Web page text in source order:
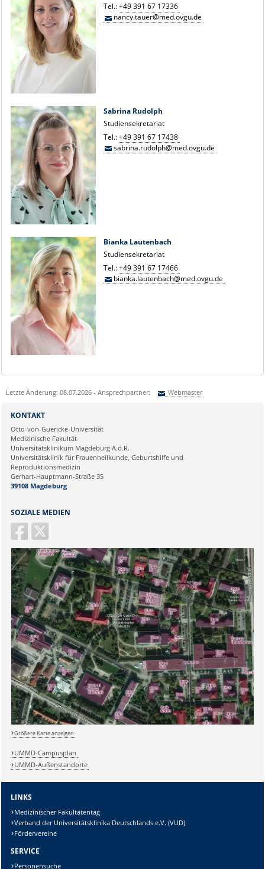
Tel.:+49 391 67 17336
nancy.tauer@med.ovgu.de
Sabrina Rudolph
Studiensekretariat
Tel.:+49 391 67 17438
sabrina.rudolph@med.ovgu.de
Bianka Lautenbach
Studiensekretariat
Tel.:+49 391 67 17466
bianka.lautenbach@med.ovgu.de
Letzte Änderung: 08.07.2026 - Ansprechpartner: Webmaster
Ihre E-Mailadresse:
Ihr Anliegen:
Sicherheitsabfrage:
SOZIALE MEDIEN
KONTAKT
Otto-von-Guericke-Universität
Medizinische Fakultät
Universitätsklinikum Magdeburg A.ö.R.
Universitätsklinik für Frauenheilkunde, Geburtshilfe und
Reproduktionsmedizin
Gerhart-Hauptmann-Straße 35
39108 Magdeburg
Größere Karte anzeigen
UMMD-Campusplan
UMMD-Außenstandorte
LINKS
Medizinischer Fakultätentag
Verband der Universitätsklinika Deutschlands e.V. (VUD)
Fördervereine
SERVICE
Personensuche